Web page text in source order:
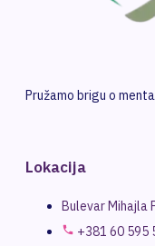
Pružamo brigu o
Lokacija
Bulevar Mihajla
+381 60 595